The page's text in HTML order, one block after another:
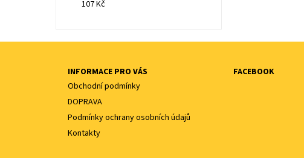
107 Kč
INFORMACE PRO VÁS
Obchodní podmínky
DOPRAVA
Podmínky ochrany osobních údajů
Kontakty
FACEBOOK